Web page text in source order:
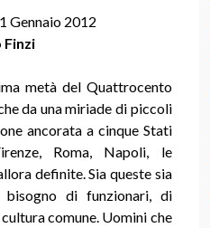
Gennaio 2012
Finzi
metà del Quattrocento
da una miriade di piccoli
ancorata a cinque Stati
Roma, Napoli, le
definite. Sia queste sia
di funzionari, di
comune. Uomini che